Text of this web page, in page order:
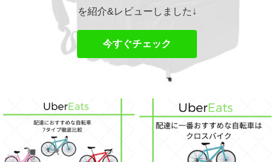
を紹介&レビューしました↓
今すぐチェック